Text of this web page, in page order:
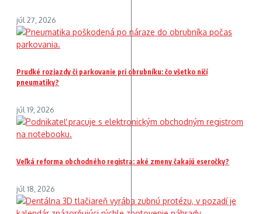
júl 27, 2026
Prudké rozjazdy či parkovanie pri obrubníku: čo všetko ničí
pneumatiky?
júl 19, 2026
Veľká reforma obchodného registra: aké zmeny čakajú eseročky?
júl 18, 2026